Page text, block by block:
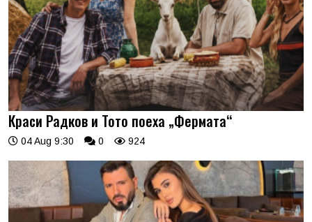
Краси Радков и Тото поеха „Фермата“
04 Aug 9:30 0 924